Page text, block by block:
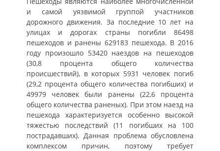
и самой уязвимой группой участников
дорожного движения. За последние 10 лет на
улицах и дорогах страны погибли 86498
пешеходов и ранены 629183 пешехода. В 2016
году произошло 53420 наездов на пешеходов
(30,8 процента общего количества
происшествий), в которых 5931 человек погиб
(29,2 процента общего количества погибших) и
49979 человек были ранены (22,6 процента
общего количества раненых). При этом наезд на
пешехода характеризуется особенно высокой
тяжестью последствий (11 погибших на 100
пострадавших). Данная проблема обусловлена
комплексом причин, поэтому требует